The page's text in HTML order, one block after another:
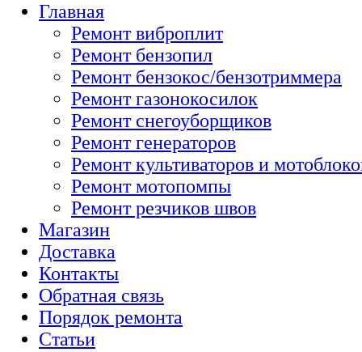
Главная
Ремонт виброплит
Ремонт бензопил
Ремонт бензокос/бензотриммера
Ремонт газонокосилок
Ремонт снегоуборщиков
Ремонт генераторов
Ремонт культиваторов и
Ремонт мотопомпы
Ремонт резчиков швов
Магазин
Доставка
Контакты
Обратная связь
Порядок ремонта
Статьи